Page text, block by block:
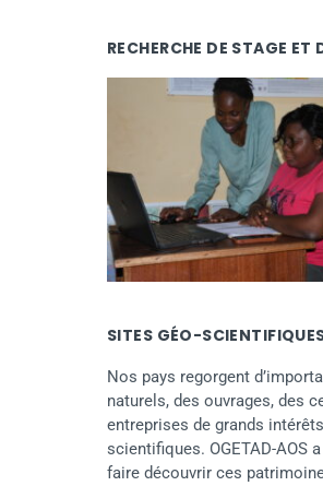
RECHERCHE DE STAGE ET
SITES GÉO-
Nos pays regorgent
naturels, des ouvrages, des
entreprises de grands
scientifiques. OGETAD-AOS
faire découvrir ces